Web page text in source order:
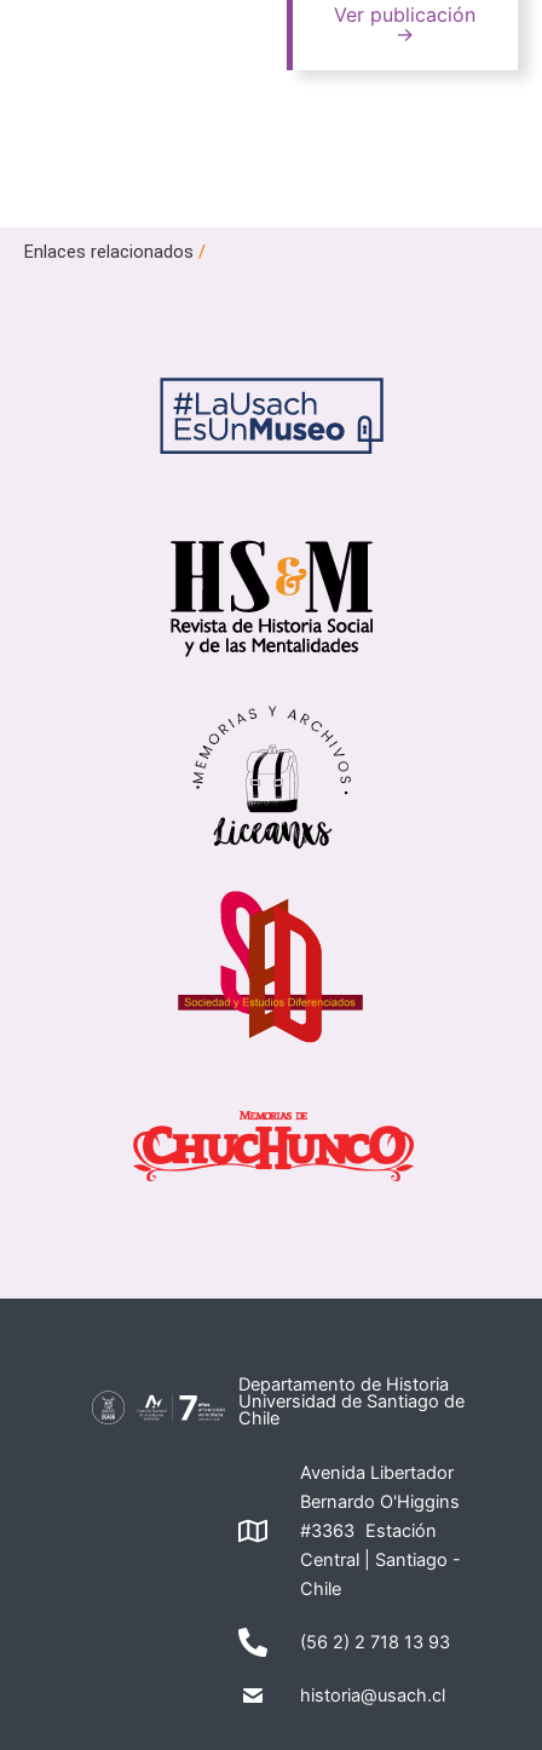
Ver publicación
→
Enlaces relacionados /
Departamento de Historia
Universidad de Santiago de
Chile
Avenida Libertador
Bernardo O'Higgins
#3363 Estación
Central | Santiago -
Chile
(56 2) 2 718 13 93
historia@usach.cl